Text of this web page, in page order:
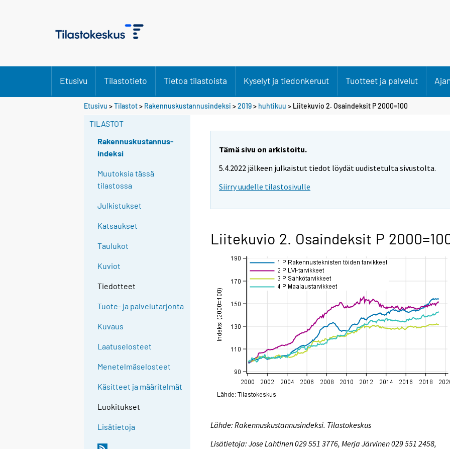
Etusivu Tilastotieto Tietoa tilastoista Kyselyt ja tiedonkeruut Tuotteet ja palvelut
Etusivu >Tilastot> Rakennuskustannusindeksi >2019> huhtikuu > Liitekuvio 2. Osaindeksit P 2000=100
TILASTOT
Rakennuskustannus-
indeksi
Muutoksia tässä
tilastossa
Julkistukset
Katsaukset
Taulukot
Kuviot
Tiedotteet
Tuote- ja palvelutarjonta
Kuvaus
Laatuselosteet
Menetelmäselosteet
Käsitteet ja määritelmät
Luokitukset
Lisätietoja
Tämä sivu on arkistoitu.
5.4.2022 jälkeen julkaistut tiedot löydät uudistetulta sivustolta.
Siirry uudelle tilastosivulle
Liitekuvio 2. Osaindeksit P
Lähde: Rakennuskustannusindeksi. Tilastokeskus
Lisätietoja: Jose Lahtinen 029 551 3776, Merja Järvinen 029 551 2458,